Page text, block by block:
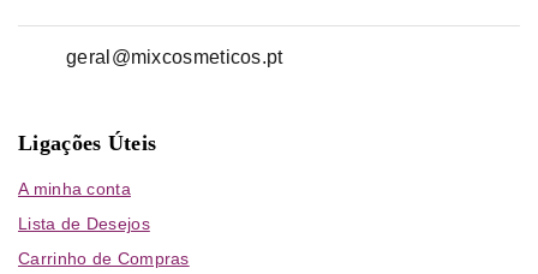
geral@mixcosmeticos.pt
Ligações Úteis
A minha conta
Lista de Desejos
Carrinho de Compras